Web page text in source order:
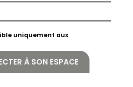
uniquement aux
À SON ESPACE